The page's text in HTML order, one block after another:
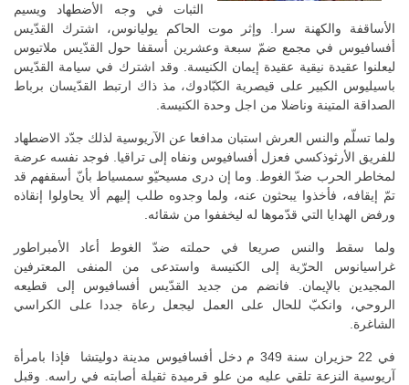
الثبات في وجه الأضطهاد ويسيم
الأساقفة والكهنة سرا. وإثر موت الحاكم يوليانوس، اشترك القدّيس
أفسافيوس في مجمع ضمّ سبعة وعشرين أسقفا حول القدّيس ملاتيوس
ليعلنوا عقيدة نيقية عقيدة إيمان الكنيسة. وقد اشترك في سيامة القدّيس
باسيليوس الكبير على قيصرية الكبّادوك، مذ ذاك ارتبط القدّيسان برباط
الصداقة المتينة وناضلا من اجل وحدة الكنيسة.
ولما تسلّم والنس العرش استبان مدافعا عن الآريوسية لذلك جدّد الاضطهاد
للفريق الأرثوذكسي فعزل أفسافيوس ونفاه إلى تراقيا. فوجد نفسه عرضة
لمخاطر الحرب ضدّ الغوط. وما إن درى مسيحيّو سمسياط بأنّ أسقفهم قد
تمّ إيقافه، فأخذوا يبحثون عنه، ولما وجدوه طلب إليهم ألا يحاولوا إنقاذه
ورفض الهدايا التي قدّموها له ليخففوا من شقائه.
ولما سقط والنس صريعا في حملته ضدّ الغوط أعاد الأمبراطور
غراسيانوس الحرّية إلى الكنيسة واستدعى من المنفى المعترفين
المجيدين بالإيمان. فانضم من جديد القدّيس أفسافيوس إلى قطيعه
الروحي، وانكبّ للحال على العمل ليجعل رعاة جددا على الكراسي
الشاغرة.
في 22 حزيران سنة 349 م دخل أفسافيوس مدينة دوليتشا فإذا بامرأة
آريوسية النزعة تلقي عليه من علو قرميدة ثقيلة أصابته في راسه. وقبل